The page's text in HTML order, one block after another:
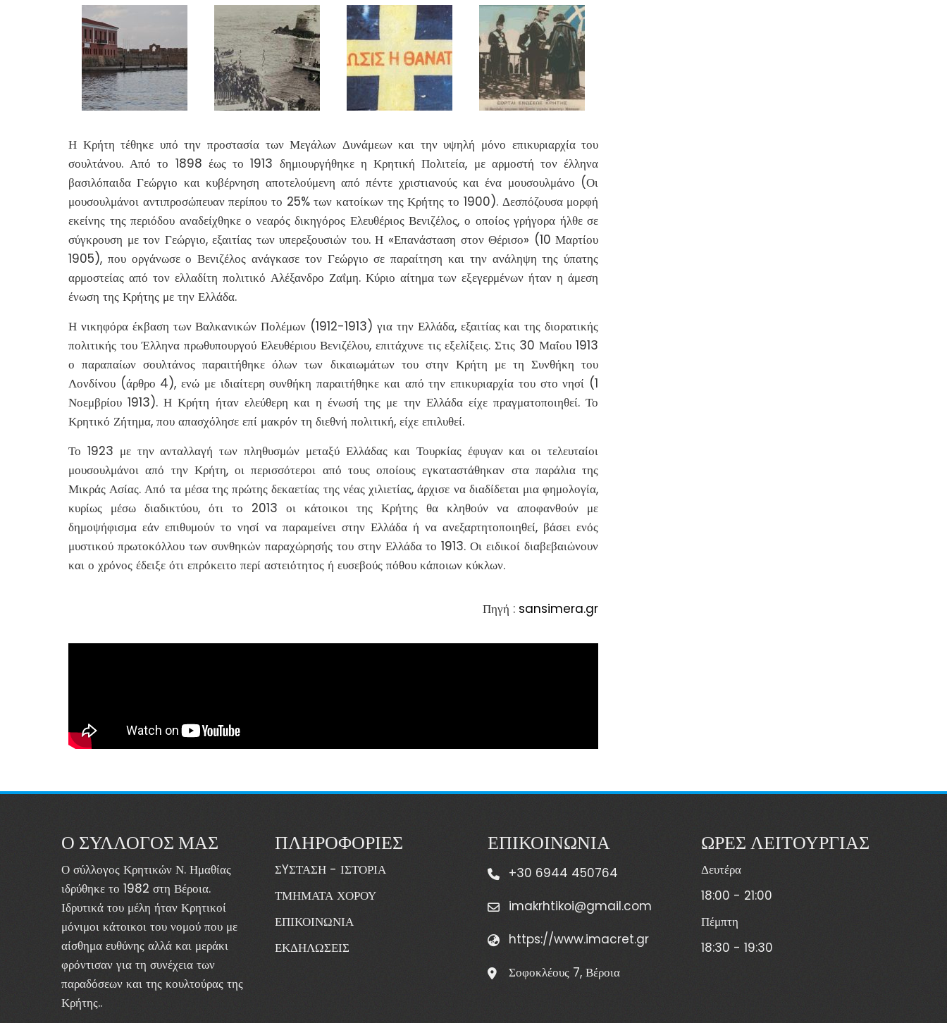
Η Κρήτη τέθηκε υπό την προστασία των Μεγάλων Δυνάμεων και την υψηλή μόνο επικυριαρχία του
σουλτάνου. Από το 1898 έως το 1913 δημιουργήθηκε η Κρητική Πολιτεία, με αρμοστή τον έλληνα
βασιλόπαιδα Γεώργιο και κυβέρνηση αποτελούμενη από πέντε χριστιανούς και ένα μουσουλμάνο (Οι
μουσουλμάνοι αντιπροσώπευαν περίπου το 25% των κατοίκων της Κρήτης το 1900). Δεσπόζουσα μορφή
εκείνης της περιόδου αναδείχθηκε ο νεαρός δικηγόρος Ελευθέριος Βενιζέλος, ο οποίος γρήγορα ήλθε σε
σύγκρουση με τον Γεώργιο, εξαιτίας των υπερεξουσιών του. Η «Επανάσταση στον Θέρισο» (10 Μαρτίου
1905), που οργάνωσε ο Βενιζέλος ανάγκασε τον Γεώργιο σε παραίτηση και την ανάληψη της ύπατης
αρμοστείας από τον ελλαδίτη πολιτικό Αλέξανδρο Ζαΐμη. Κύριο αίτημα των εξεγερμένων ήταν η άμεση
ένωση της Κρήτης με την Ελλάδα.
Η νικηφόρα έκβαση των Βαλκανικών Πολέμων (1912-1913) για την Ελλάδα, εξαιτίας και της διορατικής
πολιτικής του Έλληνα πρωθυπουργού Ελευθέριου Βενιζέλου, επιτάχυνε τις εξελίξεις. Στις 30 Μαΐου 1913
ο παραπαίων σουλτάνος παραιτήθηκε όλων των δικαιωμάτων του στην Κρήτη με τη Συνθήκη του
Λονδίνου (άρθρο 4), ενώ με ιδιαίτερη συνθήκη παραιτήθηκε και από την επικυριαρχία του στο νησί (1
Νοεμβρίου 1913). Η Κρήτη ήταν ελεύθερη και η ένωσή της με την Ελλάδα είχε πραγματοποιηθεί. Το
Κρητικό Ζήτημα, που απασχόλησε επί μακρόν τη διεθνή πολιτική, είχε επιλυθεί.
Το 1923 με την ανταλλαγή των πληθυσμών μεταξύ Ελλάδας και Τουρκίας έφυγαν και οι τελευταίοι
μουσουλμάνοι από την Κρήτη, οι περισσότεροι από τους οποίους εγκαταστάθηκαν στα παράλια της
Μικράς Ασίας. Από τα μέσα της πρώτης δεκαετίας της νέας χιλιετίας, άρχισε να διαδίδεται μια φημολογία,
κυρίως μέσω διαδικτύου, ότι το 2013 οι κάτοικοι της Κρήτης θα κληθούν να αποφανθούν με
δημοψήφισμα εάν επιθυμούν το νησί να παραμείνει στην Ελλάδα ή να ανεξαρτητοποιηθεί, βάσει ενός
μυστικού πρωτοκόλλου των συνθηκών παραχώρησής του στην Ελλάδα το 1913. Οι ειδικοί διαβεβαιώνουν
και ο χρόνος έδειξε ότι επρόκειτο περί αστειότητος ή ευσεβούς πόθου κάποιων κύκλων.
Πηγή : sansimera.gr
Ο ΣΥΛΛΟΓΟΣ ΜΑΣ
Ο σύλλογος Κρητικών Ν. Ημαθίας
ιδρύθηκε το 1982 στη Βέροια.
Ιδρυτικά του μέλη ήταν Κρητικοί
μόνιμοι κάτοικοι του νομού που με
αίσθημα ευθύνης αλλά και μεράκι
φρόντισαν για τη συνέχεια των
παραδόσεων και της κουλτούρας της
Κρήτης..
ΠΛΗΡΟΦΟΡΙΕΣ
ΣYΣΤΑΣΗ - ΙΣΤΟΡΙΑ
ΤΜΗΜΑΤΑ ΧΟΡΟΥ
ΕΠΙΚΟΙΝΩΝΙΑ
ΕΚΔΗΛΩΣΕΙΣ
ΕΠΙΚΟΙΝΩΝΙΑ
+30 6944 450764
imakrhtikoi@gmail.com
https://www.imacret.gr
Σοφοκλέους 7, Βέροια
ΩΡΕΣ ΛΕΙΤΟΥΡΓΙΑΣ
Δευτέρα
18:00 - 21:00
Πέμπτη
18:30 - 19:30